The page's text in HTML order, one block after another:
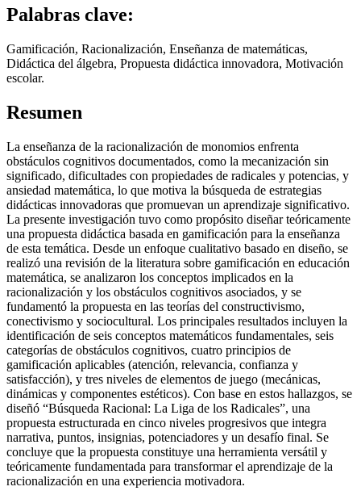
Palabras clave:
Gamificación, Racionalización, Enseñanza de matemáticas,
Didáctica del álgebra, Propuesta didáctica innovadora, Motivación
escolar.
Resumen
La enseñanza de la racionalización de monomios enfrenta
obstáculos cognitivos documentados, como la mecanización sin
significado, dificultades con propiedades de radicales y potencias, y
ansiedad matemática, lo que motiva la búsqueda de estrategias
didácticas innovadoras que promuevan un aprendizaje significativo.
La presente investigación tuvo como propósito diseñar teóricamente
una propuesta didáctica basada en gamificación para la enseñanza
de esta temática. Desde un enfoque cualitativo basado en diseño, se
realizó una revisión de la literatura sobre gamificación en educación
matemática, se analizaron los conceptos implicados en la
racionalización y los obstáculos cognitivos asociados, y se
fundamentó la propuesta en las teorías del constructivismo,
conectivismo y sociocultural. Los principales resultados incluyen la
identificación de seis conceptos matemáticos fundamentales, seis
categorías de obstáculos cognitivos, cuatro principios de
gamificación aplicables (atención, relevancia, confianza y
satisfacción), y tres niveles de elementos de juego (mecánicas,
dinámicas y componentes estéticos). Con base en estos hallazgos, se
diseñó “Búsqueda Racional: La Liga de los Radicales”, una
propuesta estructurada en cinco niveles progresivos que integra
narrativa, puntos, insignias, potenciadores y un desafío final. Se
concluye que la propuesta constituye una herramienta versátil y
teóricamente fundamentada para transformar el aprendizaje de la
racionalización en una experiencia motivadora.